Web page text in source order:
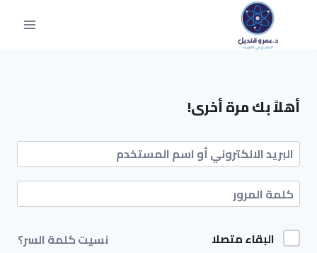
أهلاً بك مرة أخرى!
البقاء متصلا نسيت كلمة السر؟